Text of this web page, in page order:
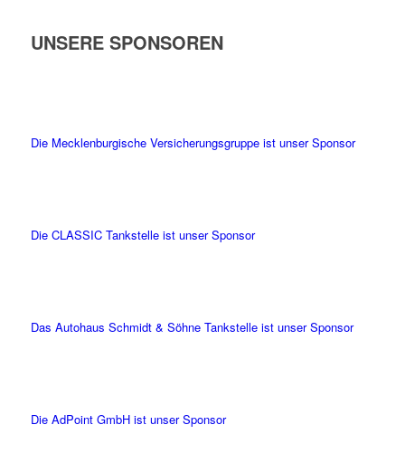
UNSERE SPONSOREN
Die Mecklenburgische Versicherungsgruppe ist unser Sponsor
Die CLASSIC Tankstelle ist unser Sponsor
Das Autohaus Schmidt & Söhne Tankstelle ist unser Sponsor
Die AdPoint GmbH ist unser Sponsor